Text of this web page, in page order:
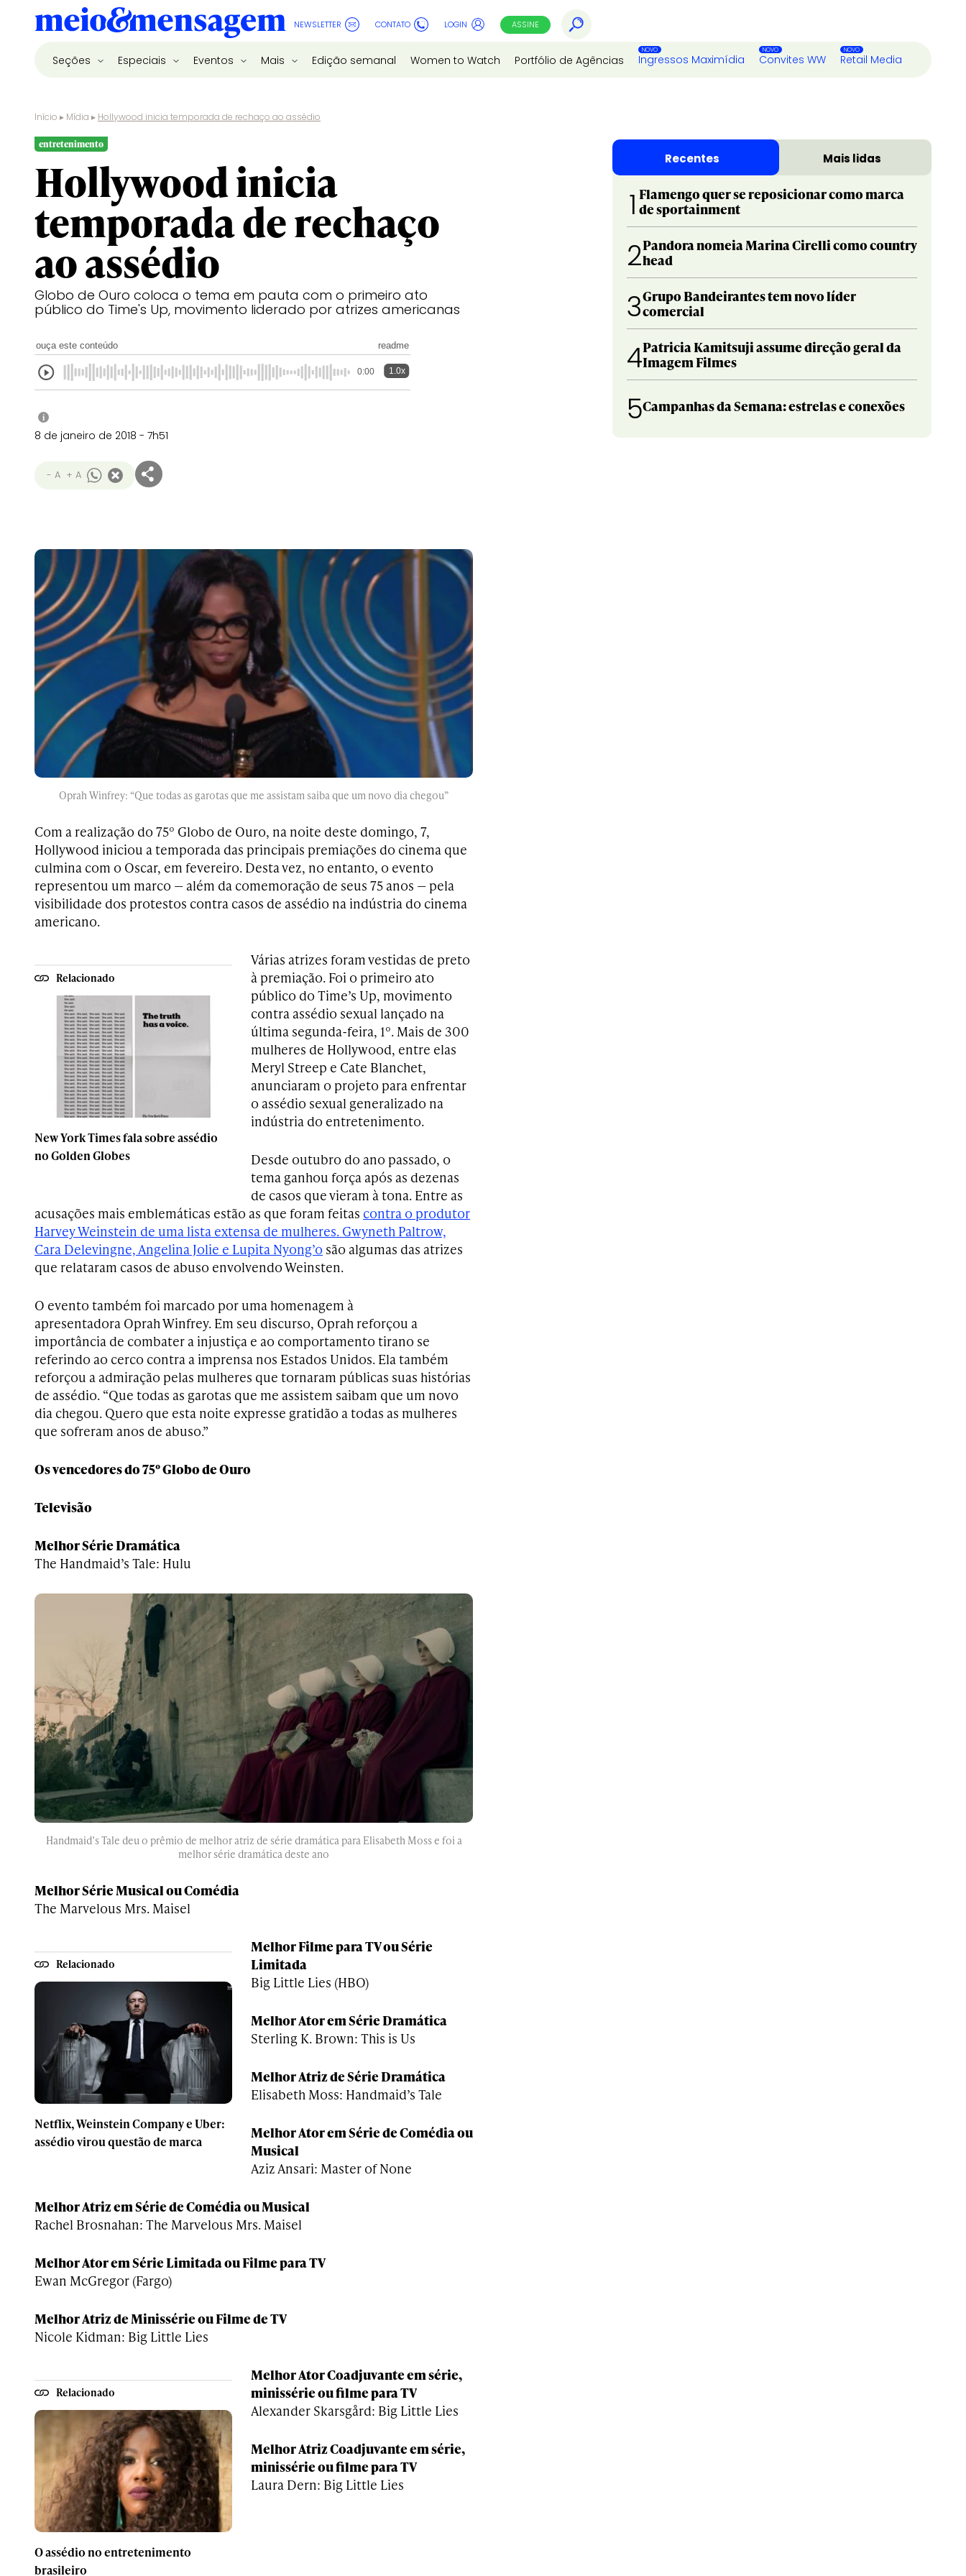
NEWSLETTER CONTATO LOGIN ASSINE
Seções Especiais Eventos Mais Edição semanal Women to Watch Portfólio de Agências Ingressos Maximídia Convites WW Retail Media
Início ▸ Mídia ▸ Hollywood inicia temporada de rechaço ao assédio
entretenimento
Hollywood inicia
temporada de rechaço
ao assédio
Globo de Ouro coloca o tema em pauta com o primeiro ato
público do Time's Up, movimento liderado por atrizes americanas
ouça este conteúdo readme
0:00 1.0x
i
8 de janeiro de 2018 - 7h51
- A + A
Oprah Winfrey: “Que todas as garotas que me assistam saiba que um novo dia chegou”
Com a realização do 75º Globo de Ouro, na noite deste domingo, 7,
Hollywood iniciou a temporada das principais premiações do cinema que
culmina com o Oscar, em fevereiro. Desta vez, no entanto, o evento
representou um marco — além da comemoração de seus 75 anos — pela
visibilidade dos protestos contra casos de assédio na indústria do cinema
americano.
Relacionado
New York Times fala sobre assédio
no Golden Globes
Várias atrizes foram vestidas de preto
à premiação. Foi o primeiro ato
público do Time’s Up, movimento
contra assédio sexual lançado na
última segunda-feira, 1º. Mais de 300
mulheres de Hollywood, entre elas
Meryl Streep e Cate Blanchet,
anunciaram o projeto para enfrentar
o assédio sexual generalizado na
indústria do entretenimento.
Desde outubro do ano passado, o
tema ganhou força após as dezenas
de casos que vieram à tona. Entre as
acusações mais emblemáticas estão as que foram feitas contra o produtor
Harvey Weinstein de uma lista extensa de mulheres. Gwyneth Paltrow,
Cara Delevingne, Angelina Jolie e Lupita Nyong’o são algumas das atrizes
que relataram casos de abuso envolvendo Weinsten.
O evento também foi marcado por uma homenagem à
apresentadora Oprah Winfrey. Em seu discurso, Oprah reforçou a
importância de combater a injustiça e ao comportamento tirano se
referindo ao cerco contra a imprensa nos Estados Unidos. Ela também
reforçou a admiração pelas mulheres que tornaram públicas suas histórias
de assédio. “Que todas as garotas que me assistem saibam que um novo
dia chegou. Quero que esta noite expresse gratidão a todas as mulheres
que sofreram anos de abuso.”
Os vencedoresdo 75º Globo de Ouro
Televisão
Melhor Série Dramática
The Handmaid’s Tale: Hulu
Handmaid’s Tale deu o prêmio de melhor atriz de série dramática para Elisabeth Moss e foi a
melhor série dramática deste ano
Melhor Série Musical ou Comédia
The Marvelous Mrs. Maisel
Relacionado
Netflix, Weinstein Company e Uber:
assédio virou questão de marca
Melhor Filme para TV ou Série
Limitada
Big Little Lies (HBO)
Melhor Ator em Série Dramática
Sterling K. Brown: This is Us
Melhor Atriz de Série Dramática
Elisabeth Moss: Handmaid’s Tale
Melhor Ator em Série de Comédia ou
Musical
Aziz Ansari: Master of None
Melhor Atriz em Série de Comédia ou Musical
Rachel Brosnahan: The Marvelous Mrs. Maisel
Melhor Ator em Série Limitada ou Filme para TV
Ewan McGregor (Fargo)
Melhor Atriz de Minissérie ou Filme de TV
Nicole Kidman: Big Little Lies
Relacionado
O assédio no entretenimento
brasileiro
Melhor Ator Coadjuvante em série,
minissérie ou filme para TV
Alexander Skarsgård: Big Little Lies
Melhor Atriz Coadjuvante em série,
minissérie ou filme para TV
Laura Dern: Big Little Lies
Recentes Mais lidas
1 Flamengo quer se reposicionar como marca
de sportainment
2Pandora nomeia Marina Cirelli como country
head
3Grupo Bandeirantes tem novo líder
comercial
4Patricia Kamitsuji assume direção geral da
Imagem Filmes
5Campanhas da Semana: estrelas e conexões